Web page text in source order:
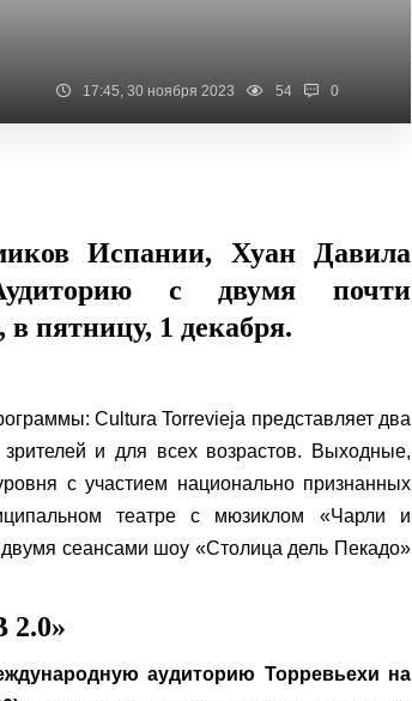
17:45, 30 ноября 2023 54 0
Испании, Хуан Давила
с двумя почти
пятницу, 1 декабря.
Cultura Torrevieja представляет два
и для всех возрастов. Выходные,
с участием национально признанных
театре с мюзиклом «Чарли и
сеансами шоу «Столица дель Пекадо»
аудиторию Торревьехи на